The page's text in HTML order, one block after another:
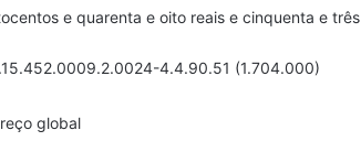
e quarenta e oito reais e cinquenta e três
4.4.90.51 (1.704.000)
global